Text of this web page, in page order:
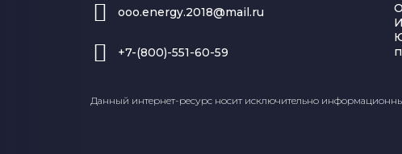
ooo.energy.2018@mail.ru
+7-(800)-551-60-59
Данный интернет-ресурс носит исключительно